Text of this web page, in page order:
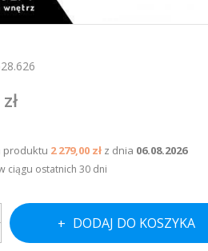
produktu 2 279,00 zł z dnia 06.08.2026
ciągu ostatnich 30 dni
DODAJ DO KOSZYKA